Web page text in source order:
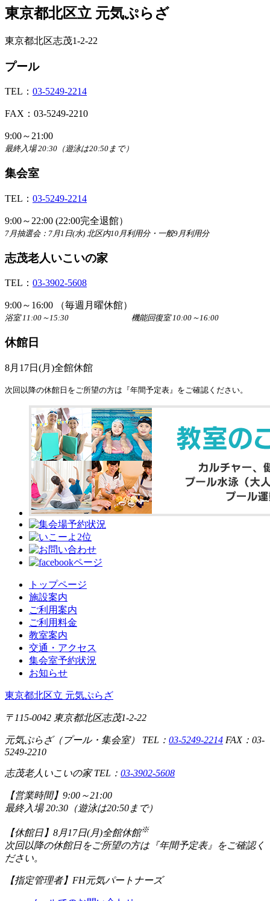
東京都北区立 元気ぷらざ
東京都北区志茂1-2-22
プール
TEL： 03-5249-2214
FAX：03-5249-2210
9:00～21:00
最終入場 20:30（遊泳は20:50まで）
集会室
TEL： 03-5249-2214
9:00～22:00 (22:00完全退館）
7月抽選会：7月1日(水) 北区内10月利用分・一般9月利用分
志茂老人いこいの家
TEL： 03-3902-5608
9:00～16:00 （毎週月曜休館）
浴室 11:00～15:30 機能回復室 10:00～16:00
休館日
8月17日(月)全館休館
次回以降の休館日をご所望の方は『年間予定表』をご確認ください。
トップページ
施設案内
ご利用案内
ご利用料金
教室案内
交通・アクセス
集会室予約状況
お知らせ
東京都北区立 元気ぷらざ
〒115-0042 東京都北区志茂1-2-22
元気ぷらざ（プール・集会室） TEL： 03-5249-2214 FAX：03-
5249-2210
志茂老人いこいの家 TEL： 03-3902-5608
【営業時間】 9:00～21:00
最終入場 20:30（遊泳は20:50まで）
【休館日】 8月17日(月)全館休館※
次回以降の休館日をご所望の方は『年間予定表』をご確認く
ださい。
【指定管理者】 FH元気パートナーズ